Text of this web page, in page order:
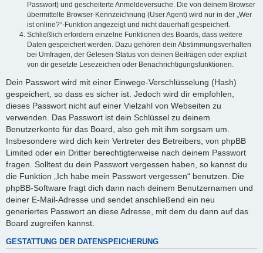
Passwort) und gescheiterte Anmeldeversuche. Die von deinem Browser
übermittelte Browser-Kennzeichnung (User Agent) wird nur in der „Wer
ist online?“-Funktion angezeigt und nicht dauerhaft gespeichert.
Schließlich erfordern einzelne Funktionen des Boards, dass weitere
Daten gespeichert werden. Dazu gehören dein Abstimmungsverhalten
bei Umfragen, der Gelesen-Status von deinen Beiträgen oder explizit
von dir gesetzte Lesezeichen oder Benachrichtigungsfunktionen.
Dein Passwort wird mit einer Einwege-Verschlüsselung (Hash)
gespeichert, so dass es sicher ist. Jedoch wird dir empfohlen,
dieses Passwort nicht auf einer Vielzahl von Webseiten zu
verwenden. Das Passwort ist dein Schlüssel zu deinem
Benutzerkonto für das Board, also geh mit ihm sorgsam um.
Insbesondere wird dich kein Vertreter des Betreibers, von phpBB
Limited oder ein Dritter berechtigterweise nach deinem Passwort
fragen. Solltest du dein Passwort vergessen haben, so kannst du
die Funktion „Ich habe mein Passwort vergessen“ benutzen. Die
phpBB-Software fragt dich dann nach deinem Benutzernamen und
deiner E-Mail-Adresse und sendet anschließend ein neu
generiertes Passwort an diese Adresse, mit dem du dann auf das
Board zugreifen kannst.
GESTATTUNG DER DATENSPEICHERUNG